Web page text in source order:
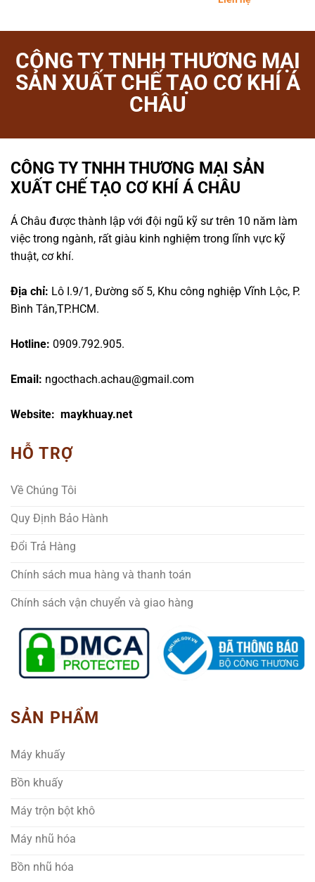
CÔNG TY TNHH THƯƠNG MẠI
SẢN XUẤT CHẾ TẠO CƠ KHÍ Á
CHÂU
CÔNG TY TNHH THƯƠNG MẠI SẢN
XUẤT CHẾ TẠO CƠ KHÍ Á CHÂU
Á Châu được thành lập với đội ngũ kỹ sư trên 10 năm làm
việc trong ngành, rất giàu kinh nghiệm trong lĩnh vực kỹ
thuật, cơ khí.
Địa chỉ: Lô I.9/1, Đường số 5, Khu công nghiệp Vĩnh Lộc, P.
Bình Tân,TP.HCM.
Hotline: 0909.792.905.
Email: ngocthach.achau@gmail.com
Website: maykhuay.net
HỖ TRỢ
Về Chúng Tôi
Quy Định Bảo Hành
Đổi Trả Hàng
Chính sách mua hàng và thanh toán
Chính sách vận chuyển và giao hàng
SẢN PHẨM
Máy khuấy
Bồn khuấy
Máy trộn bột khô
Máy nhũ hóa
Bồn nhũ hóa